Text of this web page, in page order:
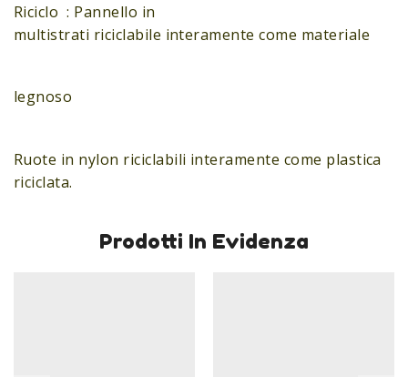
Riciclo : Pannello in
multistrati riciclabile interamente come materiale
legnoso
Ruote in nylon riciclabili interamente come plastica
riciclata.
Prodotti In Evidenza